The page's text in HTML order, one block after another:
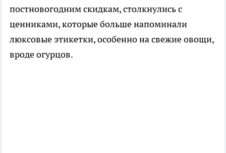
постновогодним скидкам, столкнулись с
ценниками, которые больше напоминали
люксовые этикетки, особенно на свежие овощи,
вроде огурцов.